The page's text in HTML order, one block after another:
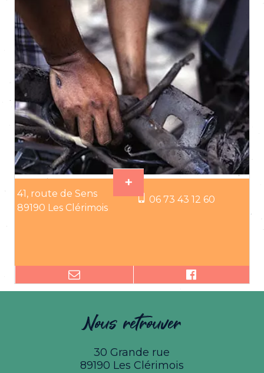
41, route de Sens
89190 Les Clérimois
06 73 43 12 60
Nous retrouver
30 Grande rue
89190 Les Clérimois